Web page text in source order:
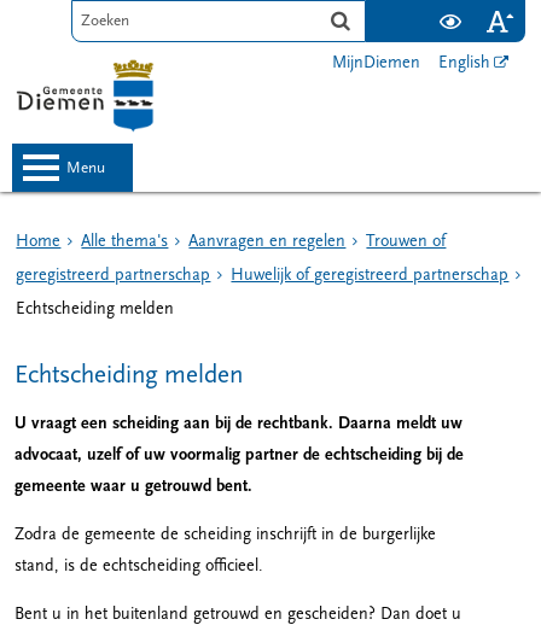
MijnDiemen English
menu
Home Alle thema's Aanvragen en regelen
Trouwen of
geregistreerd partnerschap
Huwelijk of geregistreerd partnerschap
Echtscheiding melden
Echtscheiding melden
U vraagt een scheiding aan bij de rechtbank. Daarna meldt uw
advocaat, uzelf of uw voormalig partner de echtscheiding bij de
gemeente waar u getrouwd bent.
Zodra de gemeente de scheiding inschrijft in de burgerlijke
stand, is de echtscheiding officieel.
Bent u in het buitenland getrouwd en gescheiden? Dan doet u